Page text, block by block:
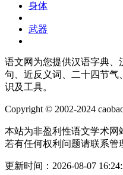
身体
武器
语文网为您提供汉语字典、
句、近反义词、二十四节气
识及工具。
Copyright © 2002-2024
本站为非盈利性语文学术网
若有任何权利问题请联系管
更新时间：2026-08-07